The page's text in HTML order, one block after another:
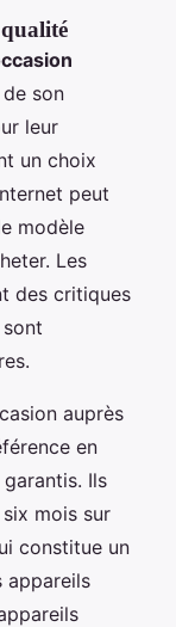
son
leur
un choix
peut
modèle
Les
des critiques
auprès
en
Ils
mois sur
constitue un
appareils